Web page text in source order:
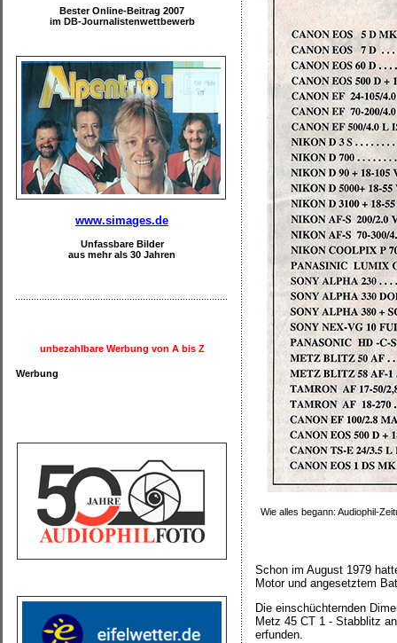
Bester Online-Beitrag 2007
im DB-Journalistenwettbewerb
www.simages.de
Unfassbare Bilder
aus mehr als 30 Jahren
unbezahlbare Werbung von A bis Z
Werbung
Wie alles begann: Audiophil-
Schon im August 1979
Motor und angesetztem
Die einschüchternden
Metz 45 CT 1 - Stabblitz
erfunden.